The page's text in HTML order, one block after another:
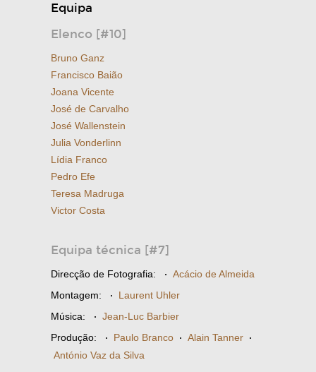
Equipa
Elenco [#10]
Bruno Ganz
Francisco Baião
Joana Vicente
José de Carvalho
José Wallenstein
Julia Vonderlinn
Lídia Franco
Pedro Efe
Teresa Madruga
Victor Costa
Equipa técnica [#7]
Direcção de Fotografia: · Acácio de Almeida
Montagem: · Laurent Uhler
Música: · Jean-Luc Barbier
Produção: · Paulo Branco · Alain Tanner ·
António Vaz da Silva